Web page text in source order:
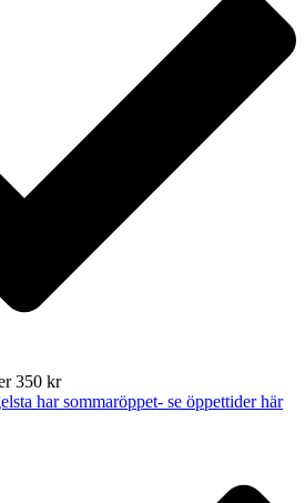
350 kr
har sommaröppet- se öppettider här